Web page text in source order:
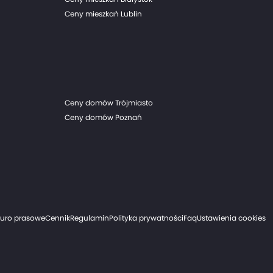
Ceny mieszkań Lublin
Ceny domów Trójmiasto
Ceny domów Poznań
prasoweCennikRegulaminPolityka prywatnościFaqUstawienia cookies